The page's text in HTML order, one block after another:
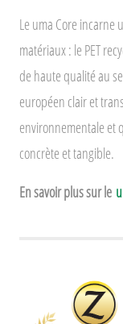
Le uma Core incarne
matériaux : le PET
de haute qualité au
européen clair et
environnementale et
concrète et tangible.
En savoir plus sur le